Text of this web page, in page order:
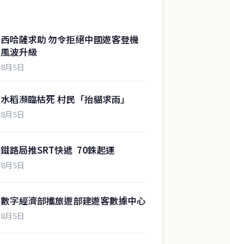
西哈薩求助 勿令拒絕中國遊客登機
風波升級
8月5日
水稻瀕臨枯死 村民「抬貓求雨」
8月5日
鐵路局推SRT快遞 70銖起運
8月5日
數字經濟部攜旅遊部建遊客數據中心
8月5日